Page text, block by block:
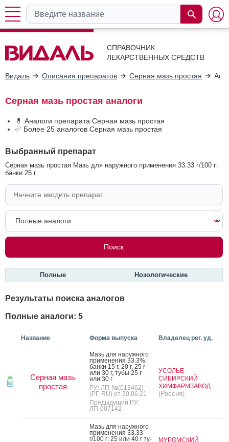
СПРАВОЧНИК
ЛЕКАРСТВЕННЫХ СРЕДСТВ
Видаль Описания препаратов Серная мазь простая
Серная мазь простая аналоги
💊 Аналоги препарата Серная мазь простая
✅ Более 25 аналогов Серная мазь простая
Выбранный препарат
Серная мазь простая Мазь для наружного применения 33.33 г/100 г:
банки 25 г
Полные Нозологические
Результаты поиска аналогов
Полные аналоги: 5
Название Форма выпуска Владелец рег. уд.
Серная мазь
простая
Мазь для на­руж­но­го
при­мене­ния 33.3%:
бан­ки 15 г, 20 г, 25 г
или 30 г, ту­бы 25 г
или 30 г
РУ: ЛП-№(013462)-
(РГ-RU) от 30.06.21
Предыдущий РУ:
ЛП-007142
УСОЛЬЕ-
СИБИРСКИЙ
ХИМФАРМЗАВОД
(Россия)
Мазь для на­руж­но­го
при­мене­ния 33.33
г/100 г: 25 или 40 г ту­
МУРОМСКИЙ